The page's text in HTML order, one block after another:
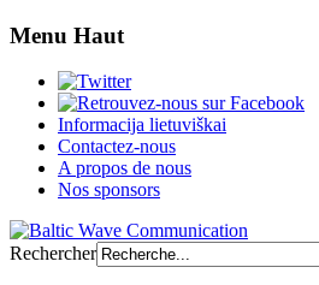
Menu Haut
Informacija lietuviškai
Contactez-nous
A propos de nous
Nos sponsors
Rechercher